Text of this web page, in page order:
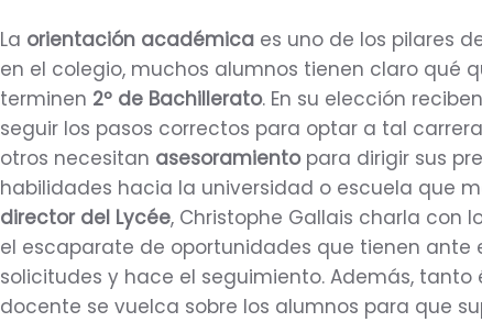
La orientación académica es uno de los pilares
en el colegio, muchos alumnos tienen claro qué
terminen 2º de Bachillerato. En su elección
seguir los pasos correctos para optar a tal
otros necesitan asesoramientopara dirigir sus
habilidades hacia la universidad o escuela que
director del Lycée, Christophe Gallais charla con
el escaparate de oportunidades que tienen ante
solicitudes y hace el seguimiento. Además,
docente se vuelca sobre los alumnos para que